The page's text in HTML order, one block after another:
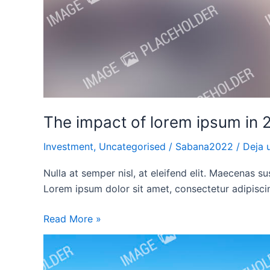
The impact of lorem ipsum in
Investment, Uncategorised / Sabana2022 / Deja
Nulla at semper nisl, at eleifend elit. Maecenas
Lorem ipsum dolor sit amet, consectetur
Read More »
Aenean
hendrerit